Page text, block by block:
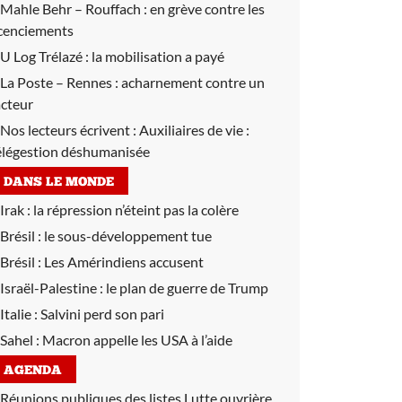
Mahle Behr – Rouffach : en grève contre les
U Log Trélazé : la mobilisation a payé
La Poste – Rennes : acharnement contre un
Nos lecteurs écrivent : Auxiliaires de vie :
déshumanisée
DANS LE MONDE
Irak : la répression n’éteint pas la colère
Brésil : le sous-développement tue
Brésil : Les Amérindiens accusent
Israël-Palestine : le plan de guerre de Trump
Italie : Salvini perd son pari
Sahel : Macron appelle les USA à l’aide
AGENDA
Réunions publiques des listes Lutte ouvrière